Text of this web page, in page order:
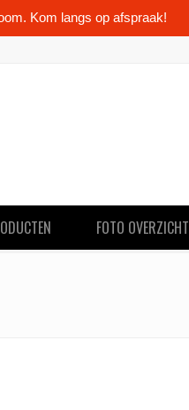
Kom langs op afspraak!
FOTO OVERZICHT